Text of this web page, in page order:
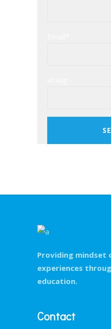
Providing mindset
experiences
education.
Contact